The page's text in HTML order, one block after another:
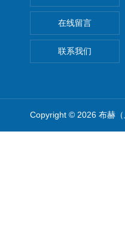
在线留言
联系我们
Copyright © 2026 布赫